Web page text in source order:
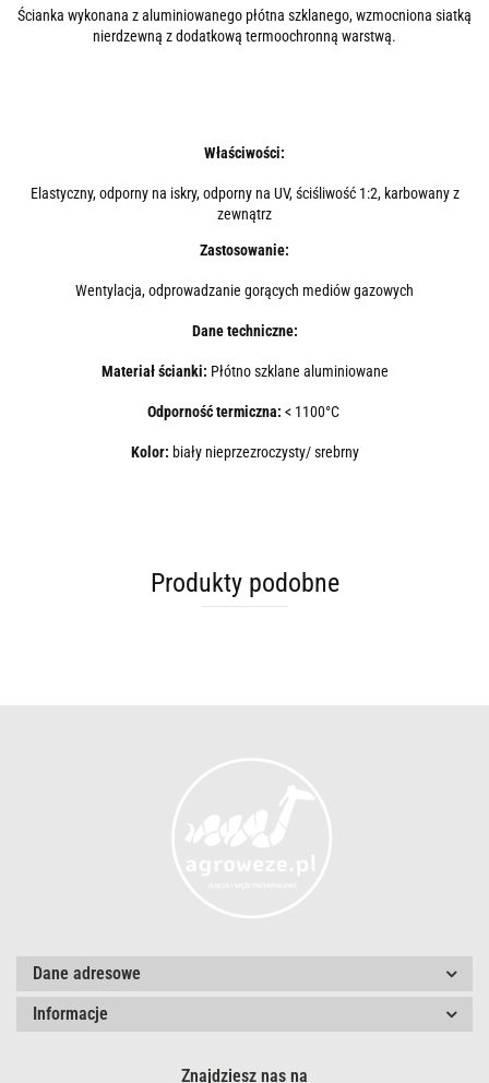
Ścianka wykonana z aluminiowanego płótna szklanego, wzmocniona siatką
nierdzewną z dodatkową termoochronną warstwą.
Właściwości:
Elastyczny, odporny na iskry, odporny na UV, ściśliwość 1:2, karbowany z
zewnątrz
Zastosowanie:
Wentylacja, odprowadzanie gorących mediów gazowych
Dane techniczne:
Materiał ścianki: Płótno szklane aluminiowane
Odporność termiczna: < 1100°C
Kolor: biały nieprzezroczysty/ srebrny
Produkty podobne
Dane adresowe
Informacje
Znajdziesz nas na